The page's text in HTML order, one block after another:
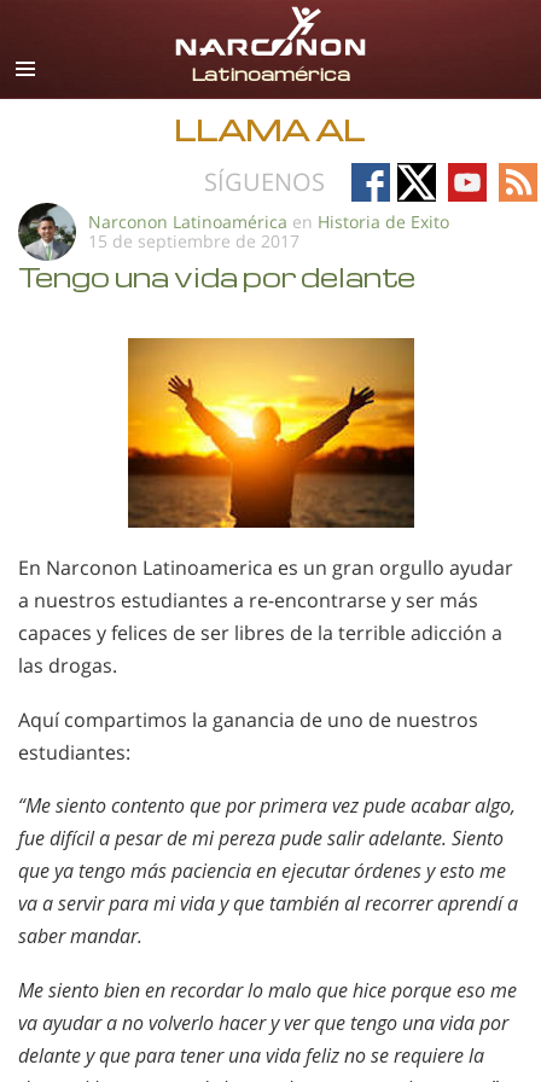
Español
Todas las Regiones/Idiomas
LLAMA AL
SÍGUENOS
Follow
on
Follow
on
Follow
on
on
Narconon Latinoamérica en Historia de Exito
15 de septiembre de 2017
Tengo una vida por delante
En Narconon Latinoamerica es un gran orgullo ayudar
a nuestros estudiantes a re-encontrarse y ser más
capaces y felices de ser libres de la terrible adicción a
las drogas.
Aquí compartimos la ganancia de uno de nuestros
estudiantes:
“Me siento contento que por primera vez pude acabar algo,
fue difícil a pesar de mi pereza pude salir adelante. Siento
que ya tengo más paciencia en ejecutar órdenes y esto me
va a servir para mi vida y que también al recorrer aprendí a
saber mandar.
Me siento bien en recordar lo malo que hice porque eso me
va ayudar a no volverlo hacer y ver que tengo una vida por
delante y que para tener una vida feliz no se requiere la